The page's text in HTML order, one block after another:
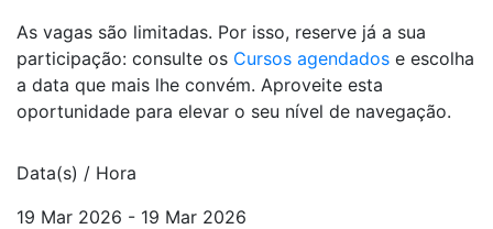
As vagas são limitadas. Por isso, reserve já a sua
participação: consulte os Cursos agendados e escolha
a data que mais lhe convém. Aproveite esta
oportunidade para elevar o seu nível de navegação.
Data(s) / Hora
19 Mar 2026 - 19 Mar 2026